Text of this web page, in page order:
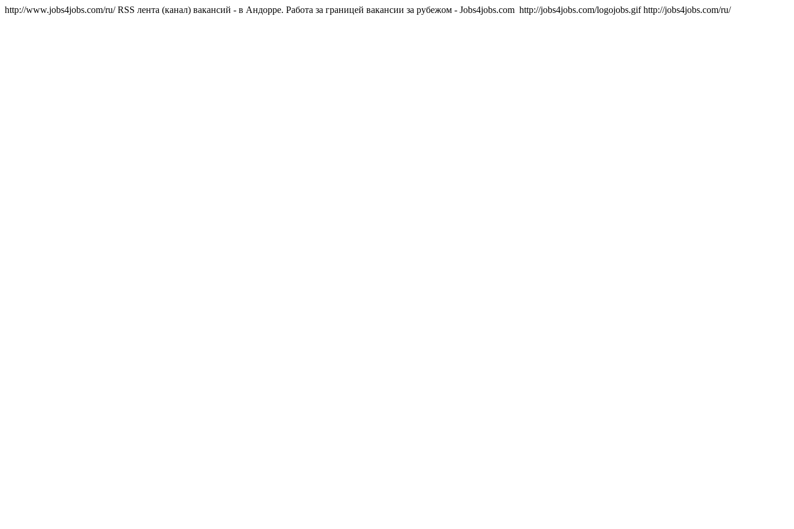
http://www.jobs4jobs.com/ru/RSS лента (канал) вакансий - в Андорре. Работа за границей вакансии за рубежом - Jobs4jobs.com http://jobs4jobs.com/logojobs.gif http://jobs4jobs.com/ru/